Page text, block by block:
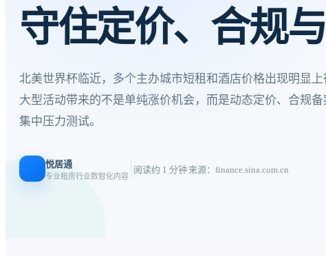
守住定价、合规
北美世界杯临近，多个主办城市短租和酒店价格出现明显
大型活动带来的不是单纯涨价机会，而是动态定价、合规
集中压力测试。
悦居通
专业租房行业数智化内容
阅读约 1 分钟 来源：finance.sina.com.cn